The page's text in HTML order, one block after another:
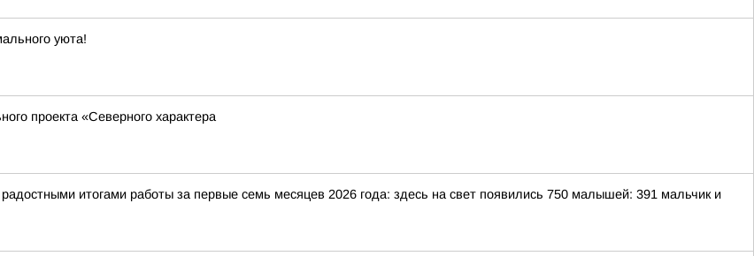
уюта!
проекта «Северного характера
итогами работы за первые семь месяцев 2026 года: здесь на свет появились 750 малышей: 391 мальчик и